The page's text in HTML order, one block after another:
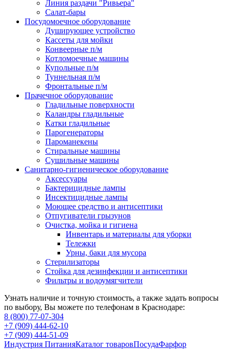
Линия раздачи "Ривьера"
Салат-бары
Посудомоечное оборудование
Душирующее устройство
Кассеты для мойки
Конвеерные п/м
Котломоечные машины
Купольные п/м
Туннельная п/м
Фронтальные п/м
Прачечное оборудование
Гладильные поверхности
Каландры гладильные
Катки гладильные
Парогенераторы
Пароманекены
Стиральные машины
Сушильные машины
Санитарно-гигиеническое оборудование
Аксессуары
Бактерицидные лампы
Инсектицидные лампы
Моющее средство и антисептики
Отпугиватели грызунов
Очистка, мойка и гигиена
Инвентарь и материалы для уборки
Тележки
Урны, баки для мусора
Стерилизаторы
Стойка для дезинфекции и антисептики
Фильтры и водоумягчители
Узнать наличие и точную стоимость, а также задать вопросы
по выбору, Вы можете по телефонам в Краснодаре:
8 (800) 77-07-304
+7 (909) 444-62-10
+7 (909) 444-51-09
Индустрия ПитанияКаталог товаровПосудаФарфор